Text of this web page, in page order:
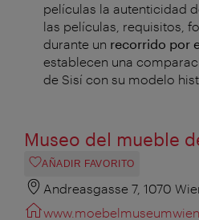
películas la autenticidad
las películas, requisitos,
durante un recorrido por
establecen una
de Sisí con su modelo
Museo del mueble
AÑADIR FAVORITO
Andreasgasse 7, 1070